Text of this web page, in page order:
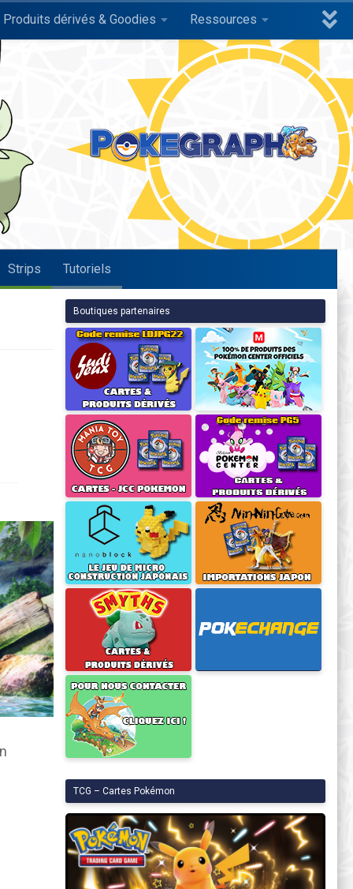
Produits dérivés & Goodies Ressources
Strips Tutoriels
Boutiques partenaires
TCG – Cartes Pokémon